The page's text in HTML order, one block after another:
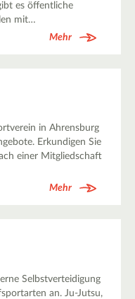
es öffentliche
mit…
Mehr
in Ahrensburg
Erkundigen Sie
einer Mitgliedschaft
Mehr
Selbstverteidigung
an. Ju-Jutsu,